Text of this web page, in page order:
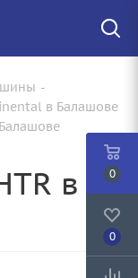
шины -
в Балашове
в 0
0